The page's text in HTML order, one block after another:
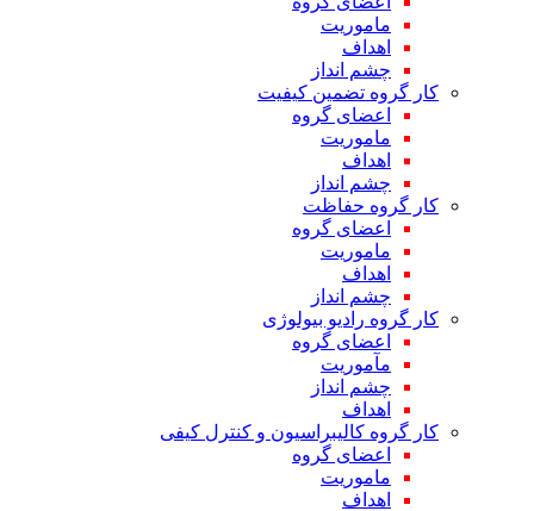
ماموریت
اهداف
چشم انداز
کار گروه تضمین کیفیت
اعضای گروه
ماموریت
اهداف
چشم انداز
کار گروه حفاظت
اعضای گروه
ماموریت
اهداف
چشم انداز
کار گروه رادیو بیولوژی
اعضای گروه
مآموریت
چشم انداز
اهداف
کار گروه کالیبراسیون و کنترل کیفی
اعضای گروه
ماموریت
اهداف